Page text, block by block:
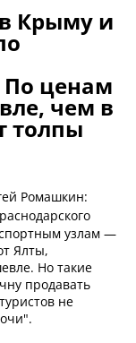
Крыму и
По ценам
чем в
толпы
Ромашкин:
узлам —
Ялты,
Но такие
продавать
не